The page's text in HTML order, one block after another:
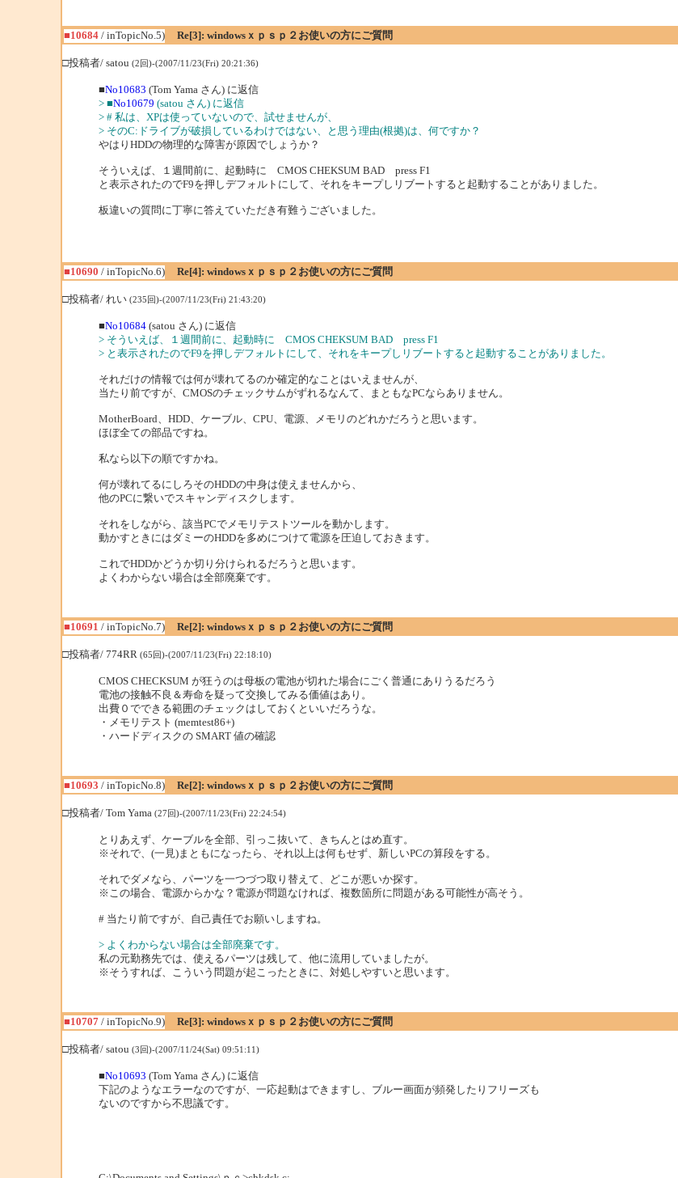
■10684/ inTopicNo.5)
Re[3]: windowsｘｐｓｐ２お使いの方にご質問
□投稿者/ satou (2回)-(2007/11/23(Fri) 20:21:36)
■No10683 (Tom Yama さん) に返信
> ■No10679 (satou さん) に返信
> # 私は、XPは使っていないので、試せませんが、
> そのC:ドライブが破損しているわけではない、と思う理由(根拠)は、何ですか？
やはりHDDの物理的な障害が原因でしょうか？
そういえば、１週間前に、起動時に CMOS CHEKSUM BAD press F1
と表示されたのでF9を押しデフォルトにして、それをキープしリブートすると起動することがありました。
板違いの質問に丁寧に答えていただき有難うございました。
■10690 / inTopicNo.6)
Re[4]: windowsｘｐｓｐ２お使いの方にご質問
□投稿者/ れい (235回)-(2007/11/23(Fri) 21:43:20)
■No10684(satou さん) に返信
> そういえば、１週間前に、起動時に CMOS CHEKSUM BAD press F1
> と表示されたのでF9を押しデフォルトにして、それをキープしリブートすると起動することがありました。
それだけの情報では何が壊れてるのか確定的なことはいえませんが、
当たり前ですが、CMOSのチェックサムがずれるなんて、まともなPCならありません。
MotherBoard、HDD、ケーブル、CPU、電源、メモリのどれかだろうと思います。
ほぼ全ての部品ですね。
私なら以下の順ですかね。
何が壊れてるにしろそのHDDの中身は使えませんから、
他のPCに繋いでスキャンディスクします。
それをしながら、該当PCでメモリテストツールを動かします。
動かすときにはダミーのHDDを多めにつけて電源を圧迫しておきます。
これでHDDかどうか切り分けられるだろうと思います。
よくわからない場合は全部廃棄です。
■10691 / inTopicNo.7)
Re[2]: windowsｘｐｓｐ２お使いの方にご質問
□投稿者/ 774RR (65回)-(2007/11/23(Fri) 22:18:10)
CMOS CHECKSUM が狂うのは母板の電池が切れた場合にごく普通にありうるだろう
電池の接触不良＆寿命を疑って交換してみる価値はあり。
出費０でできる範囲のチェックはしておくといいだろうな。
・メモリテスト (memtest86+)
・ハードディスクの SMART 値の確認
■10693 / inTopicNo.8)
Re[2]: windowsｘｐｓｐ２お使いの方にご質問
□投稿者/ Tom Yama (27回)-(2007/11/23(Fri) 22:24:54)
とりあえず、ケーブルを全部、引っこ抜いて、きちんとはめ直す。
※それで、(一見)まともになったら、それ以上は何もせず、新しいPCの算段をする。
それでダメなら、パーツを一つづつ取り替えて、どこが悪いか探す。
※この場合、電源からかな？電源が問題なければ、複数箇所に問題がある可能性が高そう。
# 当たり前ですが、自己責任でお願いしますね。
> よくわからない場合は全部廃棄です。
私の元勤務先では、使えるパーツは残して、他に流用していましたが。
※そうすれば、こういう問題が起こったときに、対処しやすいと思います。
■10707/ inTopicNo.9)
Re[3]: windowsｘｐｓｐ２お使いの方にご質問
□投稿者/ satou (3回)-(2007/11/24(Sat) 09:51:11)
■No10693 (Tom Yama さん) に返信
下記のようなエラーなのですが、一応起動はできますし、ブルー画面が頻発したりフリーズも
ないのですから不思議です。